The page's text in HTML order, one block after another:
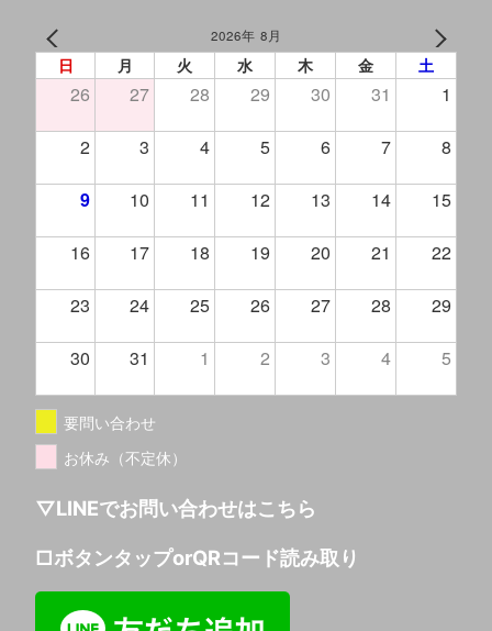
2026年 8月
日 月 火 水 木 金 土
26 27 28 29 30 31 1
2 3 4 5 6 7 8
9 10 11 12 13 14 15
16 17 18 19 20 21 22
23 24 25 26 27 28 29
30 31 1 2 3 4 5
要問い合わせ
お休み（不定休）
▽LINEでお問い合わせはこちら
□ボタンタップorQRコード読み取り